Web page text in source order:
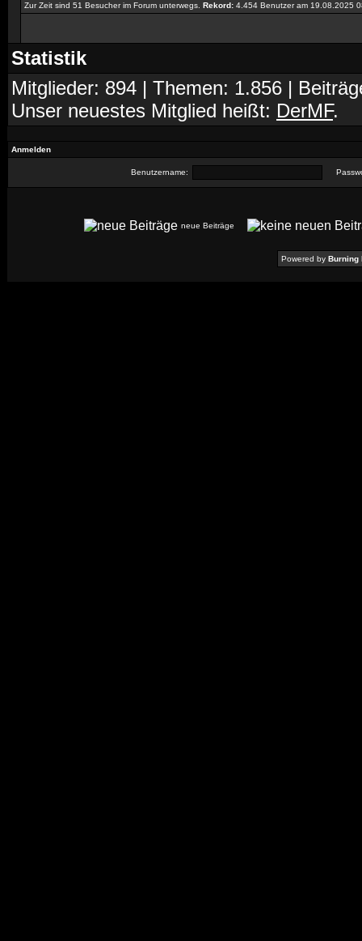
Zur Zeit sind 51 Besucher im Forum unterwegs. Rekord: 4.454 Benutzer am 19.08.2025
Statistik
Mitglieder: 894 | Themen: 1.856 |
Unser neuestes Mitglied heißt: DerMF.
Anmelden
Benutzername:
neue Beiträge
Powered by Burning